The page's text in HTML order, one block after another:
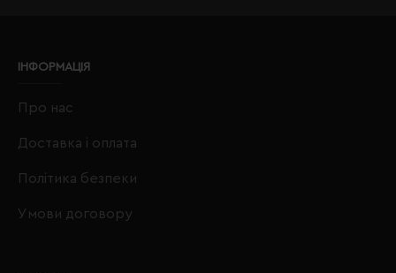
ІНФОРМАЦІЯ
Про нас
Доставка і оплата
Політика безпеки
Умови договору